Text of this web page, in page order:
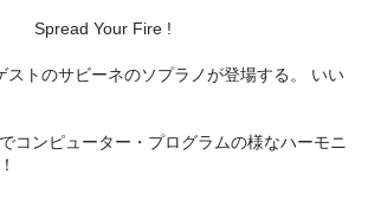
Spread Your Fire !
ストのサビーネのソプラノが登場する。 いい
コンピューター・プログラムの様なハーモニ